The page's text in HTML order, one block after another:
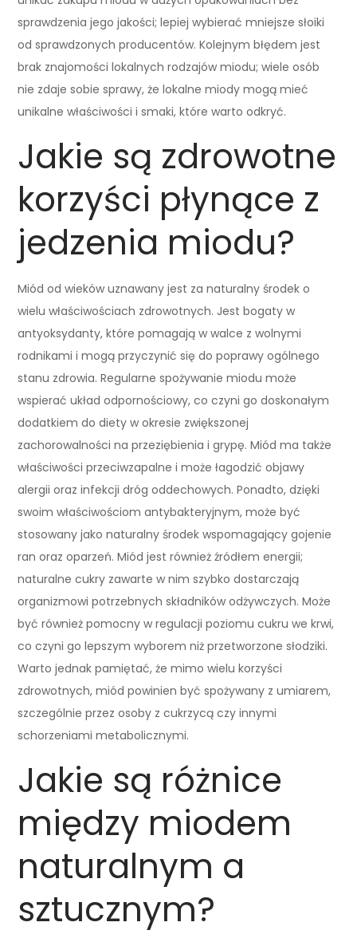
sprawdzenia jego jakości; lepiej wybierać mniejsze słoiki
od sprawdzonych producentów. Kolejnym błędem jest
brak znajomości lokalnych rodzajów miodu; wiele osób
nie zdaje sobie sprawy, że lokalne miody mogą mieć
unikalne właściwości i smaki, które warto odkryć.
Jakie są zdrowotne
korzyści płynące z
jedzenia miodu?
Miód od wieków uznawany jest za naturalny środek o
wielu właściwościach zdrowotnych. Jest bogaty w
antyoksydanty, które pomagają w walce z wolnymi
rodnikami i mogą przyczynić się do poprawy ogólnego
stanu zdrowia. Regularne spożywanie miodu może
wspierać układ odpornościowy, co czyni go doskonałym
dodatkiem do diety w okresie zwiększonej
zachorowalności na przeziębienia i grypę. Miód ma także
właściwości przeciwzapalne i może łagodzić objawy
alergii oraz infekcji dróg oddechowych. Ponadto, dzięki
swoim właściwościom antybakteryjnym, może być
stosowany jako naturalny środek wspomagający gojenie
ran oraz oparzeń. Miód jest również źródłem energii;
naturalne cukry zawarte w nim szybko dostarczają
organizmowi potrzebnych składników odżywczych. Może
być również pomocny w regulacji poziomu cukru we krwi,
co czyni go lepszym wyborem niż przetworzone słodziki.
Warto jednak pamiętać, że mimo wielu korzyści
zdrowotnych, miód powinien być spożywany z umiarem,
szczególnie przez osoby z cukrzycą czy innymi
schorzeniami metabolicznymi.
Jakie są różnice
między miodem
naturalnym a
sztucznym?